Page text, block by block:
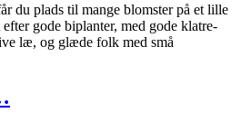
du plads til mange blomster på et lille
gode biplanter, med gode klatre-
læ, og glæde folk med små